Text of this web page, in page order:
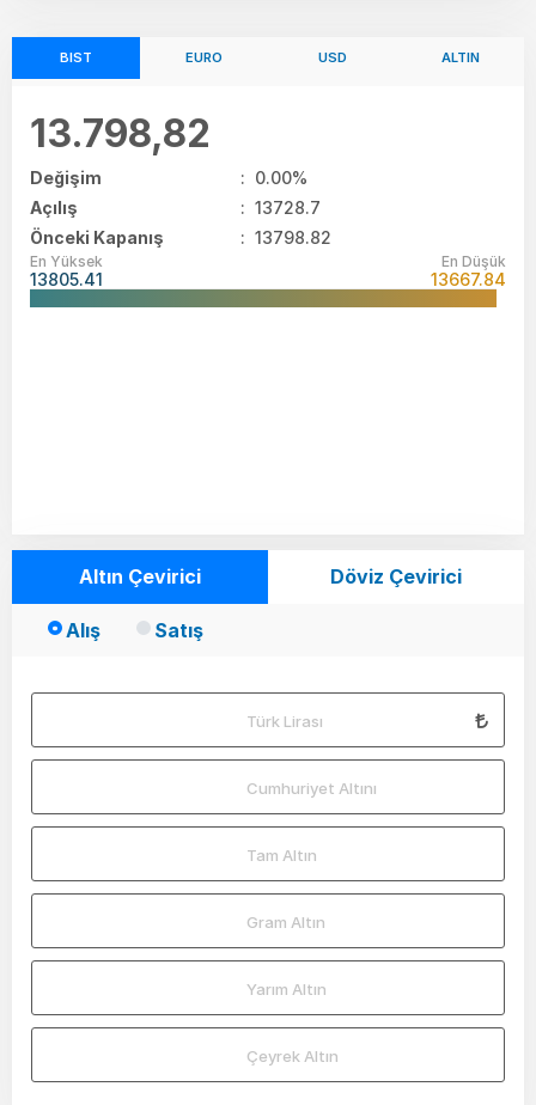
BIST EURO USD ALTIN
13.798,82
Değişim : 0.00%
Açılış
: 13728.7
Önceki Kapanış
: 13798.82
En Yüksek
13805.41
En Düşük
13667.84
Altın Çevirici Döviz Çevirici
Alış Satış
Türk Lirası
Cumhuriyet Altını
Tam Altın
Gram Altın
Yarım Altın
Çeyrek Altın